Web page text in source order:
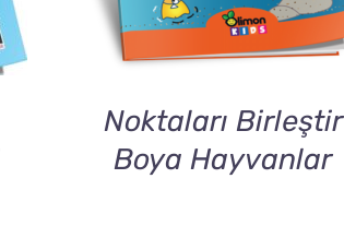
Noktaları Birleştir
Boya Hayvanlar